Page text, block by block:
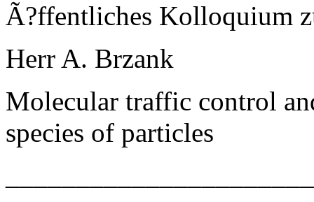
Ã?ffentliches Kolloquium
Herr A. Brzank
Molecular traffic control
species of particles